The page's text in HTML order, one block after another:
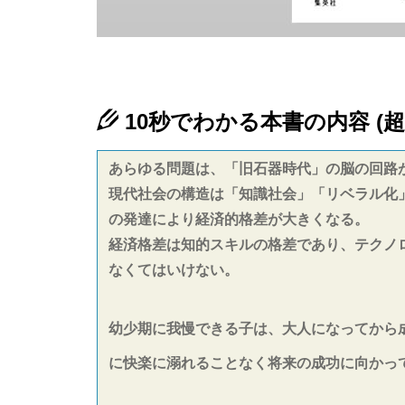
10秒でわかる本書の内容 (
あらゆる問題は、「旧石器時代」の脳の回
現代社会の構造は「知識社会」「リベラル
の発達により経済的格差が大きくなる。
経済格差は知的スキルの格差であり、テク
なくてはいけない。
幼少期に我慢できる子は、大人になってか
に快楽に溺れることなく将来の成功に向かっ